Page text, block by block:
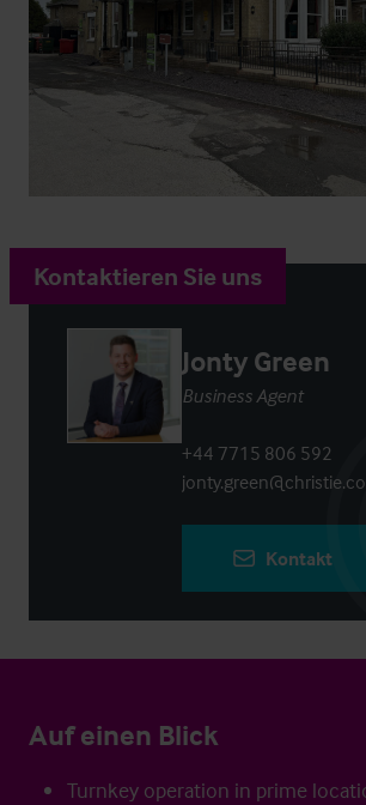
Kontaktieren Sie uns
Jonty Green
Business Agent
+44 7715 806 592
Kontakt
Auf einen Blick
Turnkey operation in prime